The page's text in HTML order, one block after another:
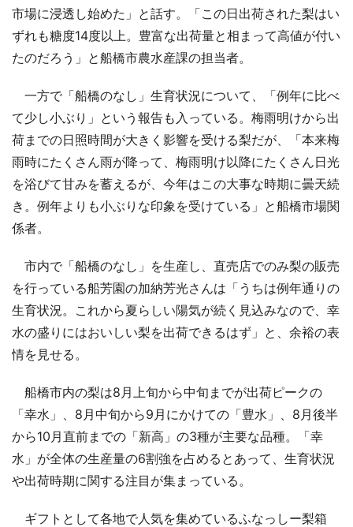
市場に浸透し始めた」と話す。「この日出荷された梨はい
ずれも糖度14度以上。豊富な出荷量と相まって高値が付い
たのだろう」と船橋市農水産課の担当者。
一方で「船橋のなし」生育状況について、「例年に比べ
て少し小ぶり」という報告も入っている。梅雨明けから出
荷までの日照時間が大きく影響を受ける梨だが、「本来梅
雨時にたくさん雨が降って、梅雨明け以降にたくさん日光
を浴びて甘みを蓄えるが、今年はこの大事な時期に曇天続
き。例年よりも小ぶりな印象を受けている」と船橋市場関
係者。
市内で「船橋のなし」を生産し、直売店でのみ梨の販売
を行っている船芳園の加納芳光さんは「うちは例年通りの
生育状況。これから夏らしい陽気が続く見込みなので、幸
水の盛りにはおいしい梨を出荷できるはず」と、余裕の表
情を見せる。
船橋市内の梨は8月上旬から中旬までが出荷ピークの
「幸水」、8月中旬から9月にかけての「豊水」、8月後半
から10月直前までの「新高」の3種が主要な品種。「幸
水」が全体の生産量の6割強を占めるとあって、生育状況
や出荷時期に関する注目が集まっている。
ギフトとして各地で人気を集めているふなっしー梨箱